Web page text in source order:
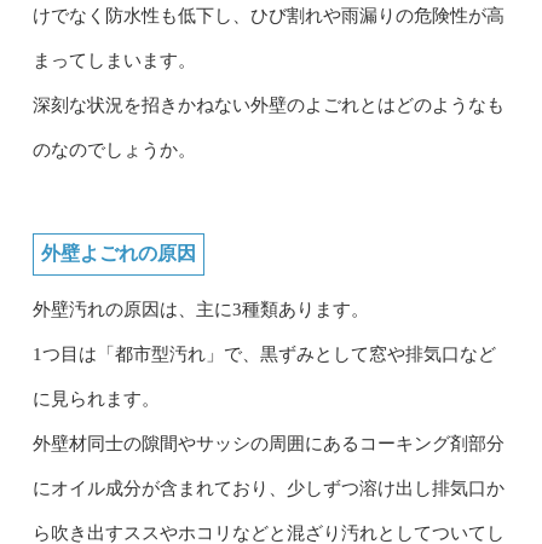
けでなく防水性も低下し、ひび割れや雨漏りの危険性が高
まってしまいます。
深刻な状況を招きかねない外壁のよごれとはどのようなも
のなのでしょうか。
外壁よごれの原因
外壁汚れの原因は、主に3種類あります。
1つ目は「都市型汚れ」で、黒ずみとして窓や排気口など
に見られます。
外壁材同士の隙間やサッシの周囲にあるコーキング剤部分
にオイル成分が含まれており、少しずつ溶け出し排気口か
ら吹き出すススやホコリなどと混ざり汚れとしてついてし